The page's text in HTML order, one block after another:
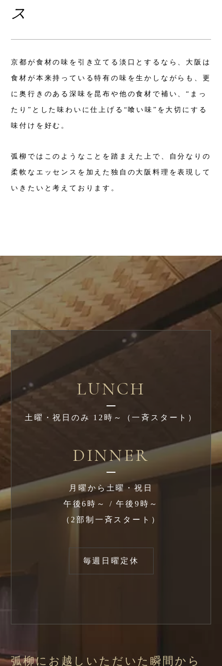
ス
京都が食材の味を引き立てる淡口とするなら、大阪は
食材が本来持っている特有の味を生かしながらも、更
に奥行きのある深味を昆布や他の食材で補い、“まっ
たり”とした味わいに仕上げる“喰い味”を大切にする
味付けを好む。
弧柳ではこのようなことを踏まえた上で、自分なりの
柔軟なエッセンスを加えた独自の大阪料理を表現して
いきたいと考えております。
LUNCH
土曜・祝日のみ 12時～（一斉スタート）
DINNER
月曜から土曜・祝日
午後6時～ / 午後9時～
（2部制一斉スタート）
毎週日曜定休
弧柳にお越しいただいた瞬間から